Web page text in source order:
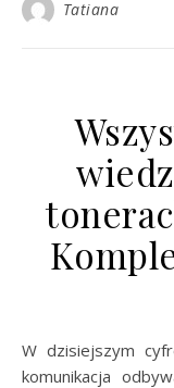
Tatiana
W dzisiejszym cyfrowym świecie, gdzie dokumentacja i
komunikacja